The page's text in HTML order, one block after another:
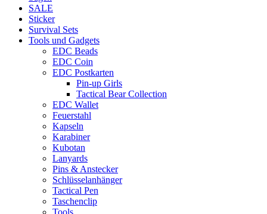
SALE
Sticker
Survival Sets
Tools und Gadgets
EDC Beads
EDC Coin
EDC Postkarten
Pin-up Girls
Tactical Bear Collection
EDC Wallet
Feuerstahl
Kapseln
Karabiner
Kubotan
Lanyards
Pins & Anstecker
Schlüsselanhänger
Tactical Pen
Taschenclip
Tools